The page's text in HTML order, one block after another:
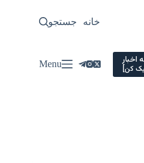
خانه سیاسی
جستجو
اخبار
کن] Menu